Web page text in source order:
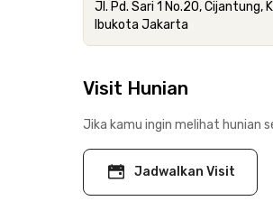
Jl. Pd. Sari 1 No.20, Cijantung,
Ibukota Jakarta
Visit Hunian
Jika kamu ingin melihat hunian
Jadwalkan Visit